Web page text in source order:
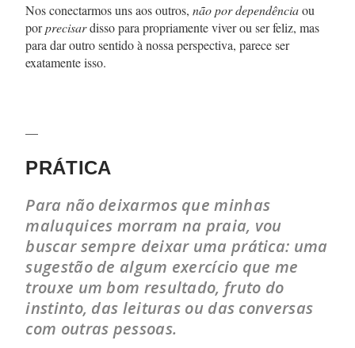
Nos conectarmos uns aos outros,não por dependênciaou
porprecisardisso para propriamente viver ou ser feliz, mas
para dar outro sentido à nossa perspectiva, parece ser
exatamente isso.
—
PRÁTICA
Para não deixarmos que minhas
maluquices morram na praia, vou
buscar sempre deixar uma prática: uma
sugestão de algum exercício que me
trouxe um bom resultado, fruto do
instinto, das leituras ou das conversas
com outras pessoas.